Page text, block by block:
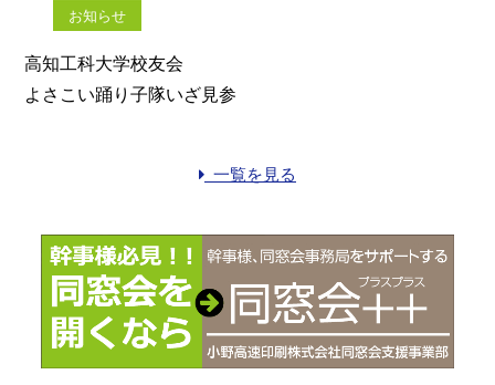
お知らせ
高知工科大学校友会
よさこい踊り子隊いざ見参
一覧を見る